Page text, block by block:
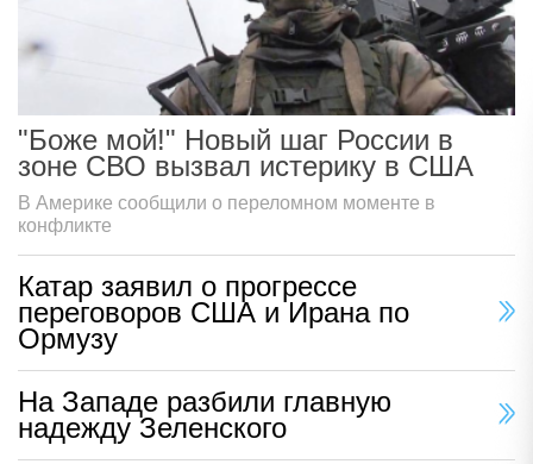
"Боже мой!" Новый шаг России в
зоне СВО вызвал истерику в США
В Америке сообщили о переломном моменте в
конфликте
Катар заявил о прогрессе
переговоров США и Ирана по
Ормузу
На Западе разбили главную
надежду Зеленского